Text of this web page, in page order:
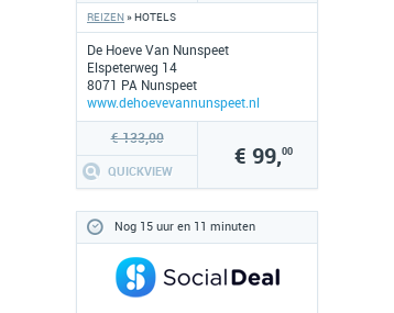
De Hoeve Van Nunspeet
Elspeterweg 14
8071 PA Nunspeet
www.dehoevevannunspeet.nl
REIZEN» HOTELS
€ 133,00
QUICKVIEW
€ 99,00
Nog 15 uur en 11 minuten